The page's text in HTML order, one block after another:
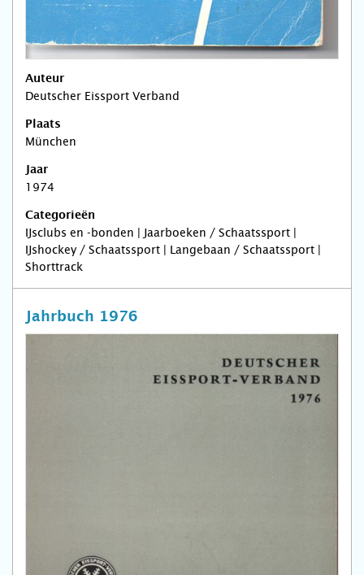
Auteur
Deutscher Eissport Verband
Plaats
München
Jaar
1974
Categorieën
IJsclubs en -bonden | Jaarboeken / Schaatssport |
IJshockey / Schaatssport | Langebaan / Schaatssport |
Shorttrack
Jahrbuch 1976